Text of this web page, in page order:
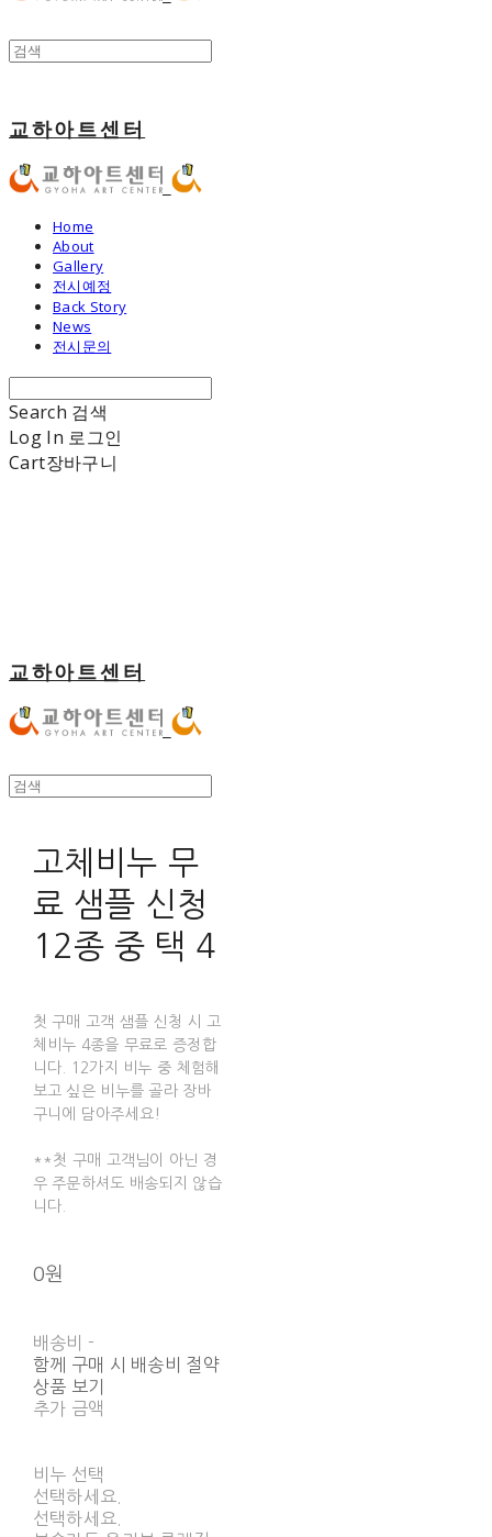
교하아트센터
Home
About
Gallery
전시예정
Back Story
News
전시문의
Search 검색
Log In 로그인
Cart장바구니
교하아트센터
고체비누 무
료 샘플 신청
12종 중 택 4
첫 구매 고객 샘플 신청 시 고
체비누 4종을 무료로 증정합
니다. 12가지 비누 중 체험해
보고 싶은 비누를 골라 장바
구니에 담아주세요!
**첫 구매 고객님이 아닌 경
우 주문하셔도 배송되지 않습
니다.
0원
배송비 -
함께 구매 시 배송비 절약
상품 보기
추가 금액
비누 선택
선택하세요.
선택하세요.